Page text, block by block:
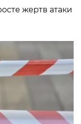
жертв атаки